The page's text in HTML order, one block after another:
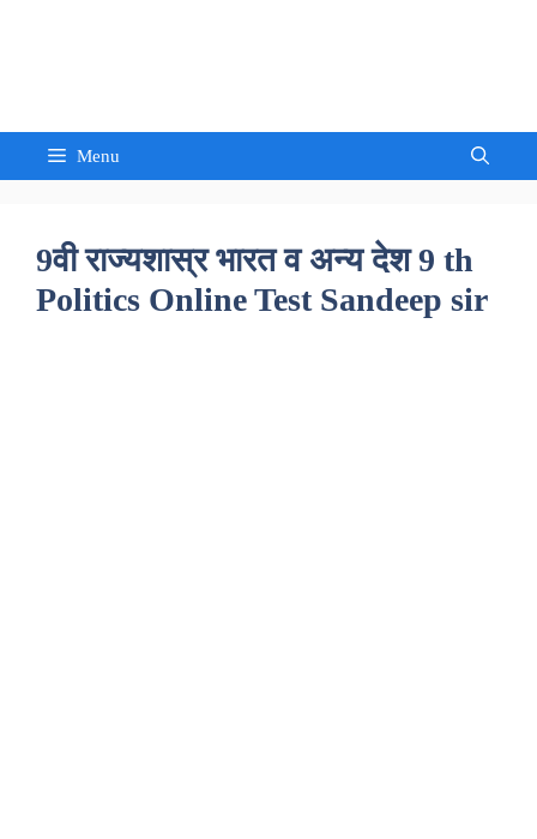
Menu
9वी राज्यशास्र भारत व अन्य देश 9 th
Politics Online Test Sandeep sir